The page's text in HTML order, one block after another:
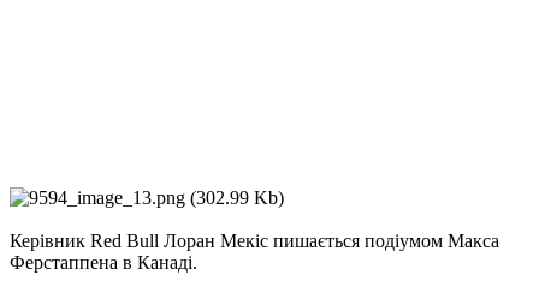
Керівник Red Bull Лоран Мекіс пишається подіумом Макса
Ферстаппена в Канаді.